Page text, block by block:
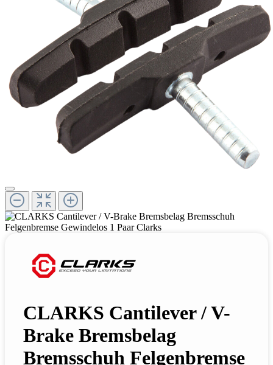
CLARKS Cantilever / V-
Brake Bremsbelag
Bremsschuh Felgenbremse